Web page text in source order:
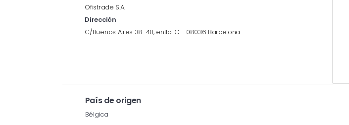
Ofistrade S.A.
Dirección
C/Buenos Aires 38-40, entlo. C - 08036 Barcelona
País de origen
Bélgica